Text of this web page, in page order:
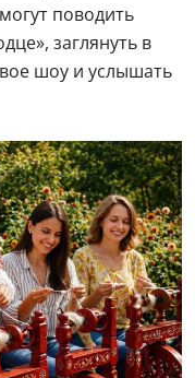
поводить
заглянуть в
шоу и услышать